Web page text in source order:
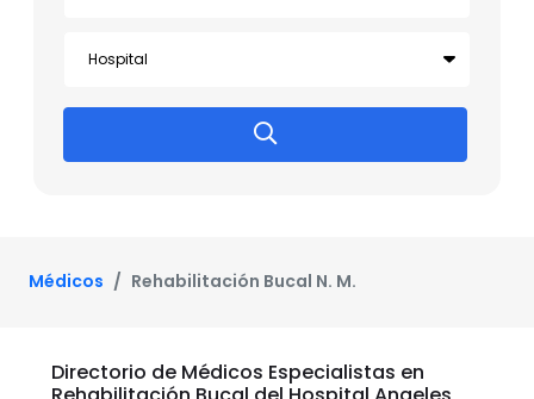
Médicos Rehabilitación Bucal N. M.
Directorio de Médicos Especialistas en